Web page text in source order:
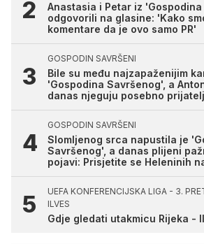
Anastasia i Petar iz
odgovorili na glasine: 'Kako
komentare da je ovo samo PR'
GOSPODIN SAVRŠENI
Bile su među najzapaženijim
'Gospodina Savršenog', a
danas njeguju posebno
GOSPODIN SAVRŠENI
Slomljenog srca napustila je
Savršenog', a danas plijeni
pojavi: Prisjetite se Heleninih
UEFA KONFERENCIJSKA LIGA - 3.
ILVES
Gdje gledati utakmicu Rijeka -